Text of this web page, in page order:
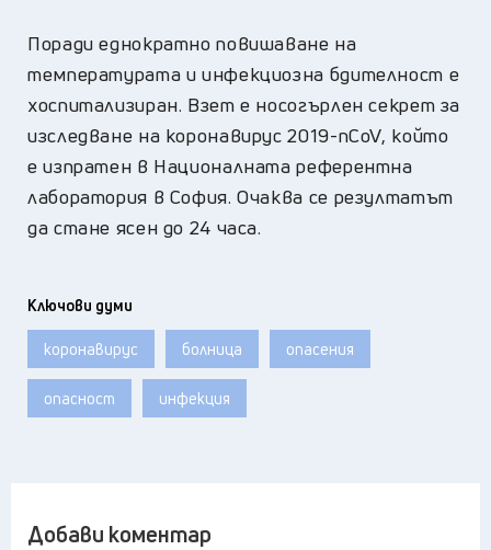
Поради еднократно повишаване на
температурата и инфекциозна бдителност е
хоспитализиран. Взет е носогърлен секрет за
изследване на коронавирус 2019-nCoV, който
е изпратен в Националната референтна
лаборатория в София. Очаква се резултатът
да стане ясен до 24 часа.
Ключови думи
коронавирус болница опасения
опасност инфекция
Добави коментар